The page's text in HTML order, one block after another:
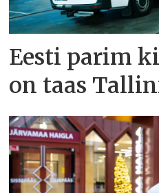
Eesti parim
on taas